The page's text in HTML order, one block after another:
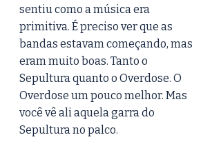
sentiu como a música era
primitiva. É preciso ver que as
bandas estavam começando, mas
eram muito boas. Tanto o
Sepultura quanto o Overdose. O
Overdose um pouco melhor. Mas
você vê ali aquela garra do
Sepultura no palco.